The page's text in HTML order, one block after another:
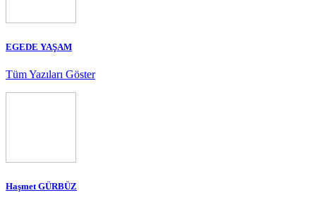
EGEDE YAŞAM
Tüm Yazıları Göster
Haşmet GÜRBÜZ